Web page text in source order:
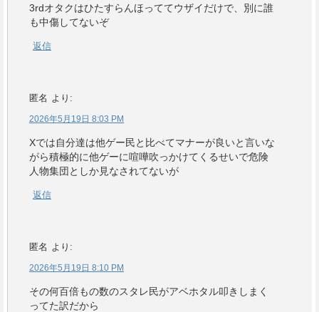
3rdオタクはひたすらんほっててウザイだけで、別に誰
も中傷してないぞ
返信
匿名 より:
2026年5月19日 8:03 PM
Xでは自分達は他ゲー民と比べてマナーが良いと言いな
がら積極的に他ゲーに喧嘩吹っかけてくるせいで危険
人物集団としか見なされてないが
返信
匿名 より:
2026年5月19日 8:10 PM
その何百倍もの数のスタレ民がアベホタル叩きしまく
ってた訳だから